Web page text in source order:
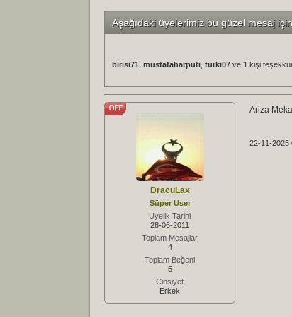
Aşağıdaki üyelerimiz bu güzel mesaj
birisi71 mustafaharputi turki07 ve 1 kişi
DracuLax
Süper User
Üyelik Tarihi
28-06-2011
Toplam Mesajlar
4
Toplam Beğeni
5
Cinsiyet
Erkek
Ariza
22-11-2025